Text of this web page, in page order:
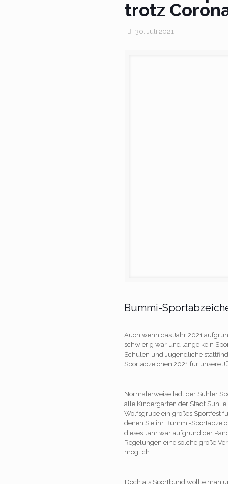
trotz
30. Juli 2021
Bummi-
Auch wenn das Jahr 2021
schwierig war und lange kein
Schulen und Jugendliche
Sportabzeichen 2021 für unsere
Normalerweise lädt der Suhler
alle Kindergärten der Stadt Suhl
Wolfsgrube ein großes Sportfest
denen Sie ihr Bummi-
dieses Jahr war aufgrund der
Regelungen eine solche große
möglich.
Doch als Sportbund wollte man